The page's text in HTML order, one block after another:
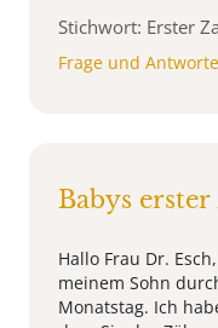
Stichwort: Erster
Frage und
Babys
Hallo Frau Dr.
meinem Sohn
Monatstag. Ich